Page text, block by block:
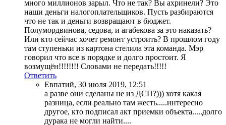
много миллионов зарыл. Что не так? Вы ахринели? Это
наши деньги налогоплательщиков. Пусть разбираются
что не так и деньги возвращают в бюджет.
Полумордвинова, седова, и агабекова за это наказать?
Или кто сейчас хочет ремонт устроить? В прошлом году
там ступеньки из картона стелила эта команда. Мэр
говорил что все в порядке и долго простоит. Я
возмущён!!!!!!!! Словами не передать!!!!!
Ответить
Евпатий, 30 июля 2019, 12:51
а разве они сделаны не из ДСП?))) хотя какая
разница, если реально там жесть.....интересно
другое, кто подписал акт приемки объекта.....долго
дурака не могли найти....